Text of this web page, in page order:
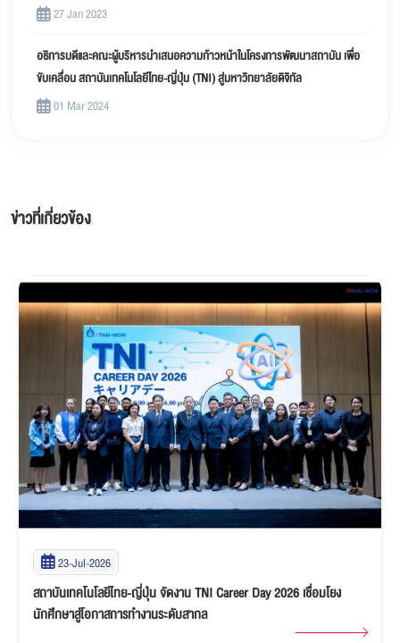
27 Jan 2023
อธิการบดีและคณะผู้บริหารนำเสนอความก้าวหน้าในโครงการพัฒนาสถาบัน เพื่อ
ขับเคลื่อน สถาบันเทคโนโลยีไทย-ญี่ปุ่น (TNI) สู่มหาวิทยาลัยดิจิทัล
01 Mar 2024
ข่าวที่เกี่ยวข้อง
23-Jul-2026
สถาบันเทคโนโลยีไทย-ญี่ปุ่น จัดงาน TNI Career Day 2026 เชื่อมโยง
นักศึกษาสู่โอกาสการทำงานระดับสากล